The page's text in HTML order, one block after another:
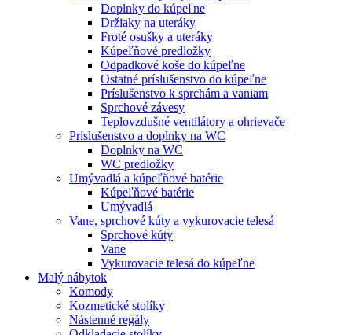
Doplnky do kúpeľne
Držiaky na uteráky
Froté osušky a uteráky
Kúpeľňové predložky
Odpadkové koše do kúpeľne
Ostatné príslušenstvo do kúpeľne
Príslušenstvo k sprchám a vaniam
Sprchové závesy
Teplovzdušné ventilátory a ohrievače
Príslušenstvo a doplnky na WC
Doplnky na WC
WC predložky
Umývadlá a kúpeľňové batérie
Kúpeľňové batérie
Umývadlá
Vane, sprchové kúty a vykurovacie telesá
Sprchové kúty
Vane
Vykurovacie telesá do kúpeľne
Malý nábytok
Komody
Kozmetické stolíky
Nástenné regály